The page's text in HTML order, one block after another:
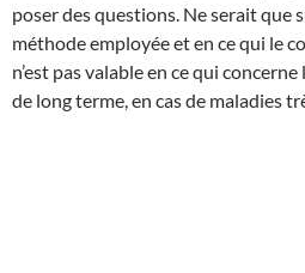
poser des questions. Ne serait que
méthode employée et en ce qui le
n’est pas valable en ce qui
de long terme, en cas de maladies